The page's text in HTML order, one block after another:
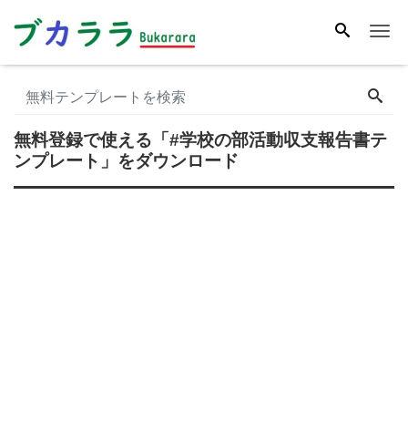
無料登録で使える 「#学校の部活動収支報告書テ
ンプレート」 をダウンロード